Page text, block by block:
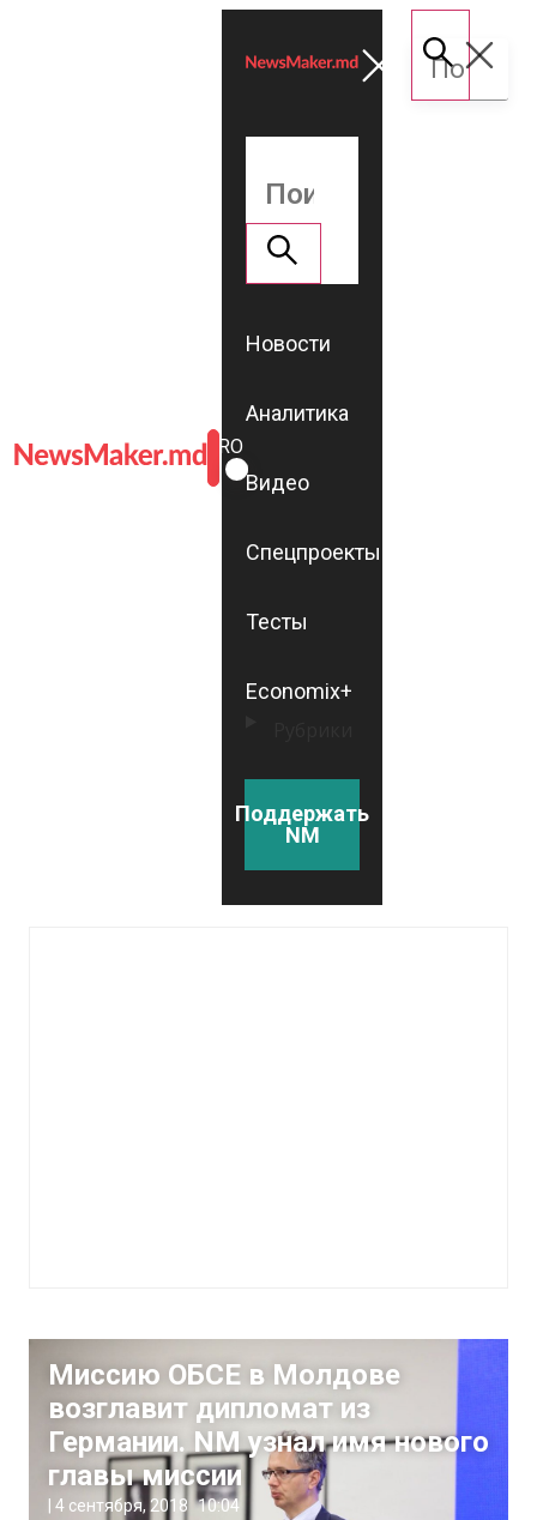
ROMÂNĂ
RU
Новости
Аналитика
Видео
Спецпроекты
Тесты
Economix+
Поддержать
NM
Миссию ОБСЕ в Молдове
возглавит дипломат из
Германии. NM узнал имя нового
главы миссии
4 сентября, 2018 10:04